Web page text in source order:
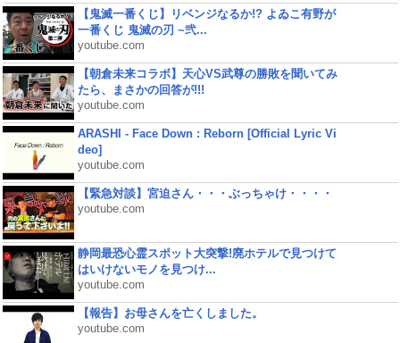
【鬼滅一番くじ】リベンジなるか!? よゐこ有野が
一番くじ 鬼滅の刃 ~弐...
youtube.com
【朝倉未来コラボ】天心VS武尊の勝敗を聞いてみ
たら、まさかの回答が!!!
youtube.com
ARASHI - Face Down : Reborn [Official Lyric Vi
deo]
youtube.com
【緊急対談】宮迫さん・・・ぶっちゃけ・・・・
youtube.com
静岡最恐心霊スポット大突撃!廃ホテルで見つけて
はいけないモノを見つけ...
youtube.com
【報告】お母さんを亡くしました。
youtube.com